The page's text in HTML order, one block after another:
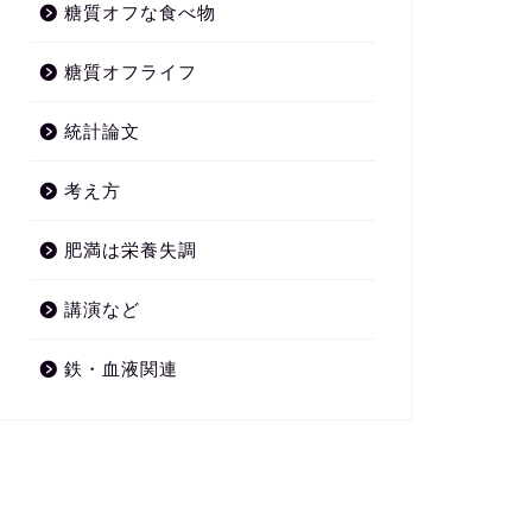
糖質オフな食べ物
糖質オフライフ
統計論文
考え方
肥満は栄養失調
講演など
鉄・血液関連